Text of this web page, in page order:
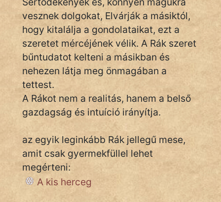
vesznek dolgokat, Elvárják a másiktól,
hogy kitalálja a gondolataikat, ezt a
szeretet mércéjének vélik. A Rák szeret
bűntudatot kelteni a másikban és
nehezen látja meg önmagában a
tettest.
A Rákot nem a realitás, hanem a belső
gazdagság és intuíció irányítja.
az egyik leginkább Rák jellegű mese,
amit csak gyermekfüllel lehet
megérteni:
A kis herceg